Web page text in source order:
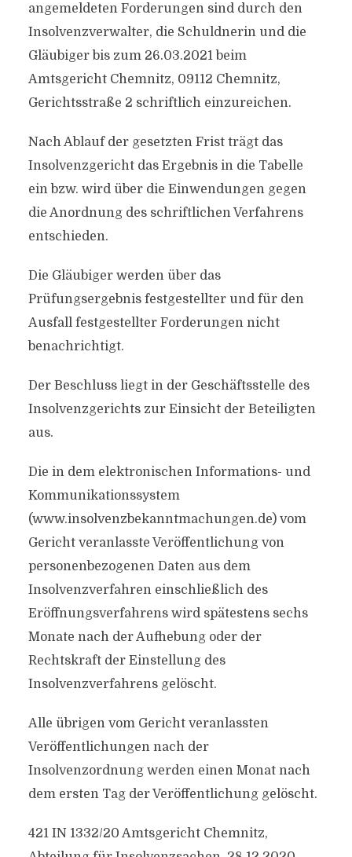
angemeldeten Forderungen sind durch den
Insolvenzverwalter, die Schuldnerin und die
Gläubiger bis zum 26.03.2021 beim
Amtsgericht Chemnitz, 09112 Chemnitz,
Gerichtsstraße 2 schriftlich einzureichen.
Nach Ablauf der gesetzten Frist trägt das
Insolvenzgericht das Ergebnis in die Tabelle
ein bzw. wird über die Einwendungen gegen
die Anordnung des schriftlichen Verfahrens
entschieden.
Die Gläubiger werden über das
Prüfungsergebnis festgestellter und für den
Ausfall festgestellter Forderungen nicht
benachrichtigt.
Der Beschluss liegt in der Geschäftsstelle des
Insolvenzgerichts zur Einsicht der Beteiligten
aus.
Die in dem elektronischen Informations- und
Kommunikationssystem
(www.insolvenzbekanntmachungen.de) vom
Gericht veranlasste Veröffentlichung von
personenbezogenen Daten aus dem
Insolvenzverfahren einschließlich des
Eröffnungsverfahrens wird spätestens sechs
Monate nach der Aufhebung oder der
Rechtskraft der Einstellung des
Insolvenzverfahrens gelöscht.
Alle übrigen vom Gericht veranlassten
Veröffentlichungen nach der
Insolvenzordnung werden einen Monat nach
dem ersten Tag der Veröffentlichung gelöscht.
421 IN 1332/20 Amtsgericht Chemnitz,